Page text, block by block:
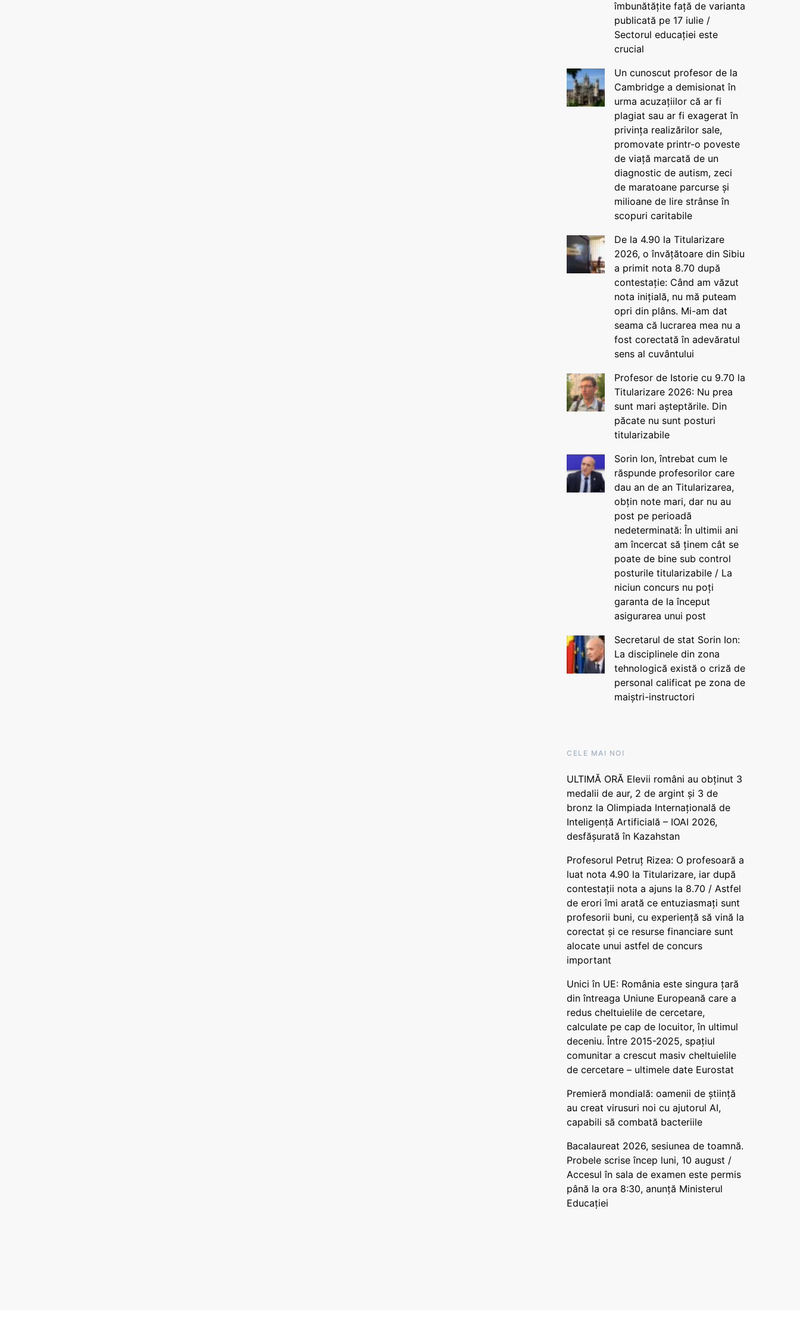
îmbunătățite față de varianta
publicată pe 17 iulie /
Sectorul educației este
crucial
Un cunoscut profesor de la
Cambridge a demisionat în
urma acuzațiilor că ar fi
plagiat sau ar fi exagerat în
privința realizărilor sale,
promovate printr-o poveste
de viață marcată de un
diagnostic de autism, zeci
de maratoane parcurse și
milioane de lire strânse în
scopuri caritabile
De la 4.90 la Titularizare
2026, o învățătoare din Sibiu
a primit nota 8.70 după
contestație: Când am văzut
nota inițială, nu mă puteam
opri din plâns. Mi-am dat
seama că lucrarea mea nu a
fost corectată în adevăratul
sens al cuvântului
Profesor de Istorie cu 9.70 la
Titularizare 2026: Nu prea
sunt mari așteptările. Din
păcate nu sunt posturi
titularizabile
Sorin Ion, întrebat cum le
răspunde profesorilor care
dau an de an Titularizarea,
obțin note mari, dar nu au
post pe perioadă
nedeterminată: În ultimii ani
am încercat să ținem cât se
poate de bine sub control
posturile titularizabile / La
niciun concurs nu poți
garanta de la început
asigurarea unui post
Secretarul de stat Sorin Ion:
La disciplinele din zona
tehnologică există o criză de
personal calificat pe zona de
maiștri-instructori
CELE MAI NOI
ULTIMĂ ORĂ Elevii români au obținut 3
medalii de aur, 2 de argint și 3 de
bronz la Olimpiada Internațională de
Inteligență Artificială – IOAI 2026,
desfășurată în Kazahstan
Profesorul Petruț Rizea: O profesoară a
luat nota 4.90 la Titularizare, iar după
contestații nota a ajuns la 8.70 / Astfel
de erori îmi arată ce entuziasmați sunt
profesorii buni, cu experiență să vină la
corectat și ce resurse financiare sunt
alocate unui astfel de concurs
important
Unici în UE: România este singura țară
din întreaga Uniune Europeană care a
redus cheltuielile de cercetare,
calculate pe cap de locuitor, în ultimul
deceniu. Între 2015-2025, spațiul
comunitar a crescut masiv cheltuielile
de cercetare – ultimele date Eurostat
Premieră mondială: oamenii de știință
au creat virusuri noi cu ajutorul AI,
capabili să combată bacteriile
Bacalaureat 2026, sesiunea de toamnă.
Probele scrise încep luni, 10 august /
Accesul în sala de examen este permis
până la ora 8:30, anunță Ministerul
Educației